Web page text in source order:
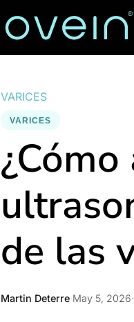
VARICES
VARICES
de las
Martin Deterre·May 5, 2026